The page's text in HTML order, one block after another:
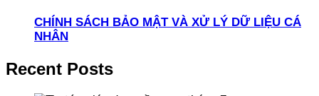
CHÍNH SÁCH BẢO MẬT VÀ XỬ LÝ DỮ LIỆU CÁ
NHÂN
Recent Posts